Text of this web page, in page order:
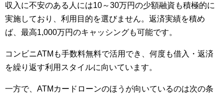
収入に不安のある人には10～30万円の少額融資も積極的に
実施しており、利用目的を選びません。返済実績を積め
ば、最高1,000万円のキャッシングも可能です。
コンビニATMも手数料無料で活用でき、何度も借入・返済
を繰り返す利用スタイルに向いています。
一方で、ATMカードローンのほうが向いているのは次の条